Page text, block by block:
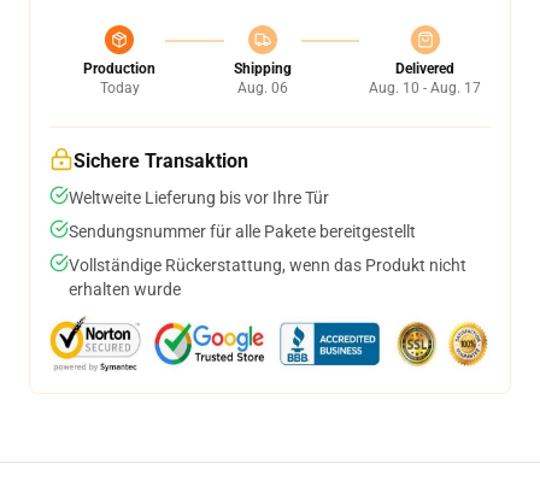
Production
Today
Shipping
Aug. 06
Delivered
Aug. 10 - Aug. 17
Sichere Transaktion
Weltweite Lieferung bis vor Ihre Tür
Sendungsnummer für alle Pakete bereitgestellt
Vollständige Rückerstattung, wenn das Produkt nicht
erhalten wurde